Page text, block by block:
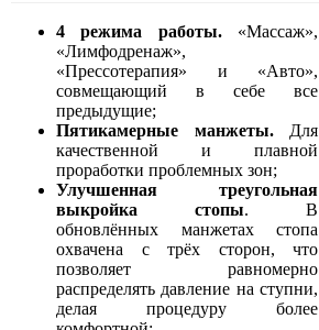
4 режима работы. «Массаж»,
«Лимфодренаж»,
«Прессотерапия» и «Авто»,
совмещающий в себе все
предыдущие;
Пятикамерные манжеты.Для
качественной и плавной
проработки проблемных зон;
Улучшенная треугольная
выкройка стопы. В
обновлённых манжетах стопа
охвачена с трёх сторон, что
позволяет равномерно
распределять давление на ступни,
делая процедуру более